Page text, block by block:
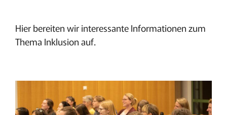
Hier bereiten wir interessante Informationen zum
Thema Inklusion auf.